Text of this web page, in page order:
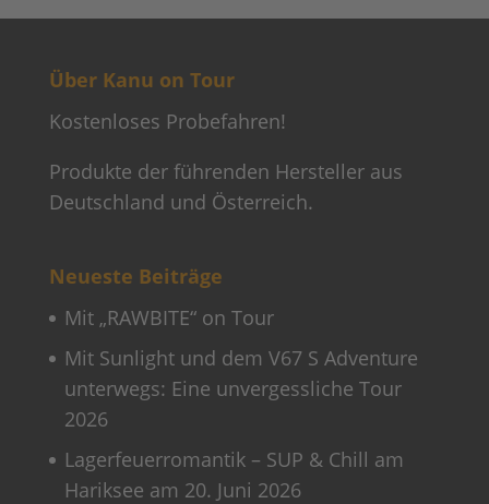
Über Kanu on Tour
Kostenloses Probefahren!
Produkte der führenden Hersteller aus
Deutschland und Österreich.
Neueste Beiträge
Mit „RAWBITE“ on Tour
Mit Sunlight und dem V67 S Adventure
unterwegs: Eine unvergessliche Tour
2026
Lagerfeuerromantik – SUP & Chill am
Hariksee am 20. Juni 2026